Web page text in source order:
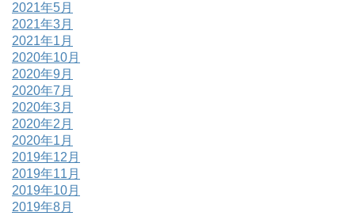
2021年5月
2021年3月
2021年1月
2020年10月
2020年9月
2020年7月
2020年3月
2020年2月
2020年1月
2019年12月
2019年11月
2019年10月
2019年8月